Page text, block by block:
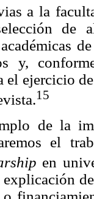
a la
de
y,
el ejercicio
15
de la
el
en